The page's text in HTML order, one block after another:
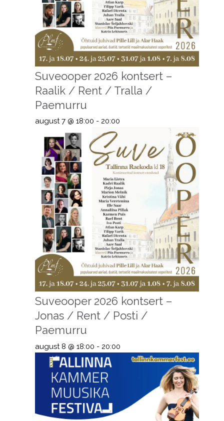
Suveooper 2026 kontsert –
Raalik / Rent / Tralla /
Paemurru
august 7 @ 18:00 - 20:00
Suveooper 2026 kontsert –
Jonas / Rent / Posti /
Paemurru
august 8 @ 18:00 - 20:00